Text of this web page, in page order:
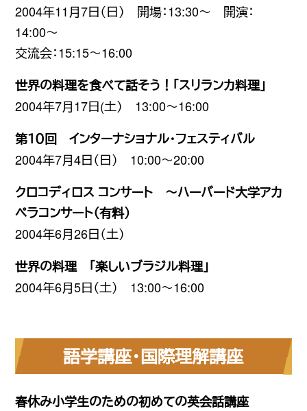
2004年11月7日（日） 開場：13:30〜 開演：
14:00〜
交流会：15:15〜16:00
世界の料理を食べて話そう！「スリランカ料理」
2004年7月17日(土） 13:00〜16:00
第１０回 インターナショナル・フェスティバル
2004年7月4日（日） 10:00〜20:00
クロコディロス コンサート 〜ハーバード大学アカ
ペラコンサート（有料）
2004年6月26日（土）
世界の料理 「楽しいブラジル料理」
2004年6月5日（土） 13:00〜16:00
語学講座・国際理解講座
春休み小学生のための初めての英会話講座